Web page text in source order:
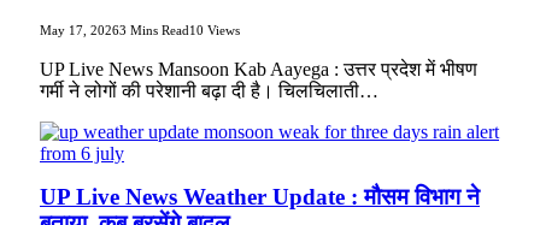
May 17, 20263 Mins Read10 Views
UP Live News Mansoon Kab Aayega : उत्तर प्रदेश में भीषण
गर्मी ने लोगों की परेशानी बढ़ा दी है। चिलचिलाती…
UP Live News Weather Update : मौसम विभाग ने